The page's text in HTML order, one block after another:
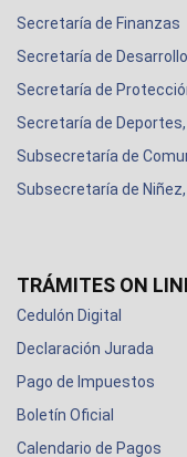
Secretaría de Finanzas
Secretaría de
Secretaría de
Secretaría de
Subsecretaría de
Subsecretaría de
TRÁMITES ON
Cedulón Digital
Declaración Jurada
Pago de Impuestos
Boletín Oficial
Calendario de Pagos